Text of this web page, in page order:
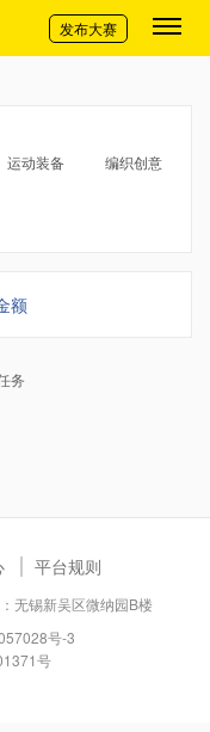
切换导航
发布大赛
运动装备 编织创意
额
务
平台规则
无锡新吴区微纳园B楼
号-3
号